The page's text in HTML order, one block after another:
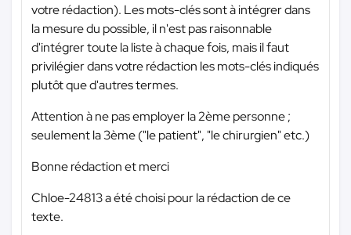
votre rédaction). Les mots-clés sont à intégrer dans
la mesure du possible, il n'est pas raisonnable
d'intégrer toute la liste à chaque fois, mais il faut
privilégier dans votre rédaction les mots-clés indiqués
plutôt que d'autres termes.
Attention à ne pas employer la 2ème personne ;
seulement la 3ème ("le patient", "le chirurgien" etc.)
Bonne rédaction et merci
Chloe-24813 a été choisi pour la rédaction de ce
texte.